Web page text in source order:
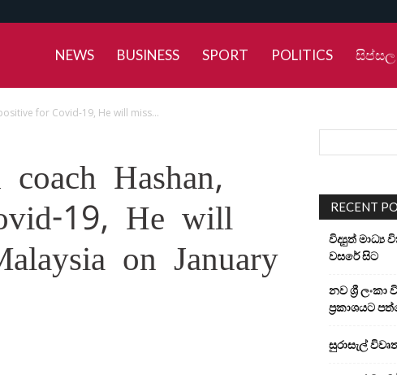
NEWS BUSINESS SPORT POLITICS සිප්සල
for Covid-19, He will miss...
coach Hashan,
19, He will
on January
RECENT
විද්‍යුත් මාධ්‍ය
වසරේ සිට
නව ශ්‍රී
ප්‍රකාශයට
සුරාසැල්